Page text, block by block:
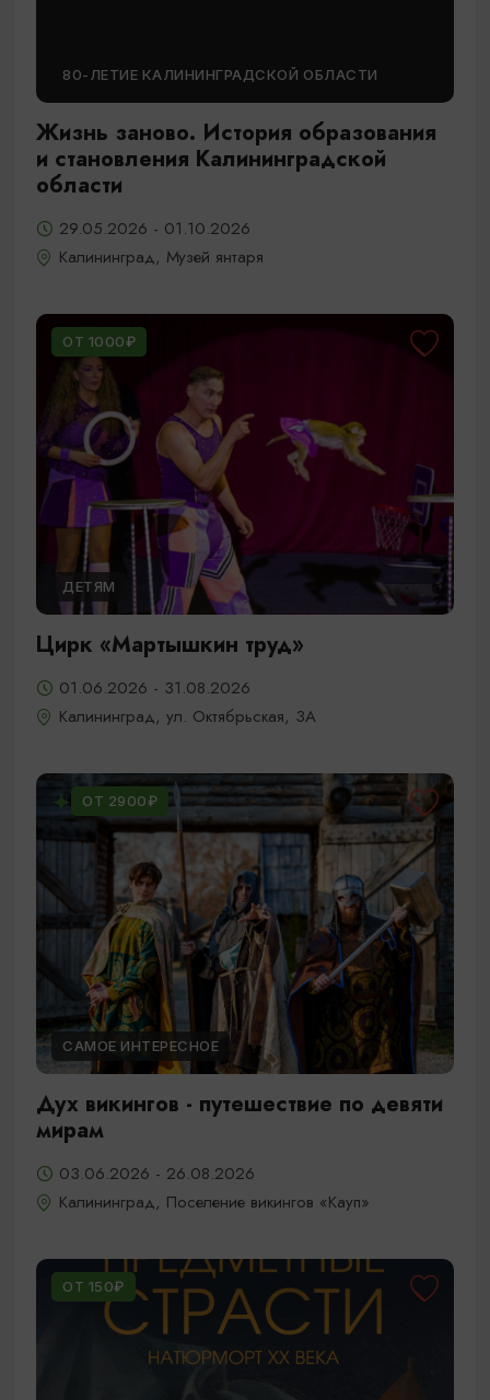
80-ЛЕТИЕ КАЛИНИНГРАДСКОЙ ОБЛАСТИ
Жизнь заново. История образования
и становления Калининградской
области
29.05.2026 - 01.10.2026
Калининград, Музей янтаря
ОТ 1000₽
ДЕТЯМ
Цирк «Мартышкин труд»
01.06.2026 - 31.08.2026
Калининград, ул. Октябрьская, 3А
ОТ 2900₽
САМОЕ ИНТЕРЕСНОЕ
Дух викингов - путешествие по девяти
мирам
03.06.2026 - 26.08.2026
Калининград, Поселение викингов «Кауп»
ОТ 150₽